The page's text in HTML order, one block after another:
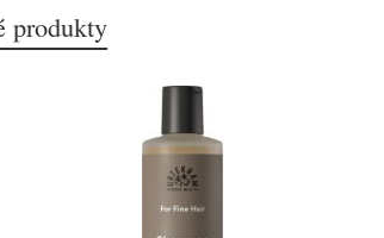
produkty